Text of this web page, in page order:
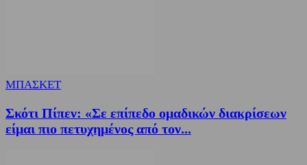
ΜΠΑΣΚΕΤ
Σκότι Πίπεν: «Σε επίπεδο ομαδικών διακρίσεων
είμαι πιο πετυχημένος από τον...